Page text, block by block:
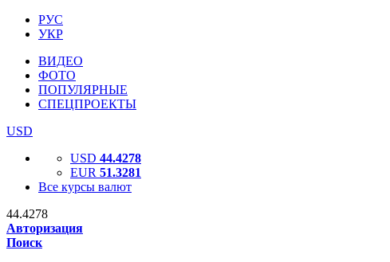
РУС
УКР
ВИДЕО
ФОТО
ПОПУЛЯРНЫЕ
СПЕЦПРОЕКТЫ
USD
USD 44.4278
EUR 51.3281
Все курсы валют
44.4278
Авторизация
Поиск